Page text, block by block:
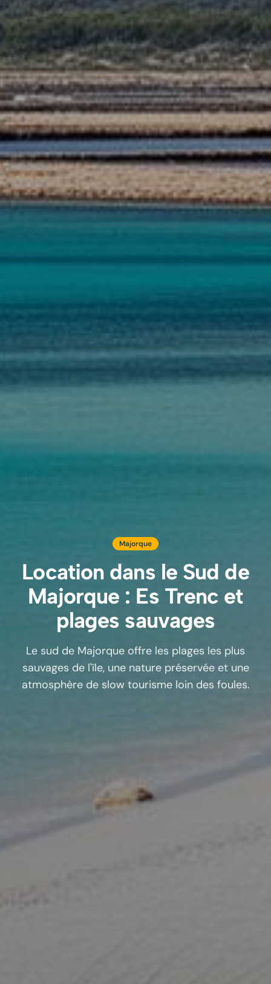
Majorque
Location dans le Sud de
Majorque : Es Trenc et
plages sauvages
Le sud de Majorque offre les plages les plus
sauvages de l'île, une nature préservée et une
atmosphère de slow tourisme loin des foules.